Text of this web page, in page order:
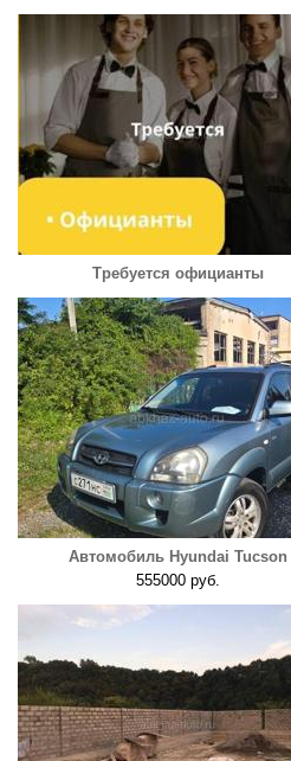
Требуется официанты
Автомобиль Hyundai Tucson
555000 руб.